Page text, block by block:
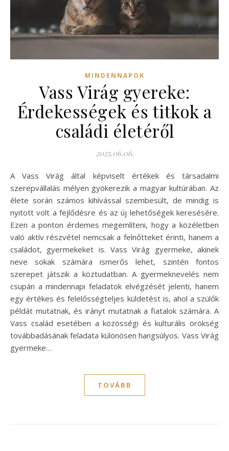
MINDENNAPOK
Vass Virág gyereke:
Érdekességek és titkok a
családi életéről
2025.06.06.
A Vass Virág által képviselt értékek és társadalmi
szerepvállalás mélyen gyökerezik a magyar kultúrában. Az
élete során számos kihívással szembesült, de mindig is
nyitott volt a fejlődésre és az új lehetőségek keresésére.
Ezen a ponton érdemes megemlíteni, hogy a közéletben
való aktív részvétel nemcsak a felnőtteket érinti, hanem a
családot, gyermekeket is. Vass Virág gyermeke, akinek
neve sokak számára ismerős lehet, szintén fontos
szerepet játszik a köztudatban. A gyermeknevelés nem
csupán a mindennapi feladatok elvégzését jelenti, hanem
egy értékes és felelősségteljes küldetést is, ahol a szülők
példát mutatnak, és irányt mutatnak a fiatalok számára. A
Vass család esetében a közösségi és kulturális örökség
továbbadásának feladata különösen hangsúlyos. Vass Virág
gyermeke…
TOVÁBB